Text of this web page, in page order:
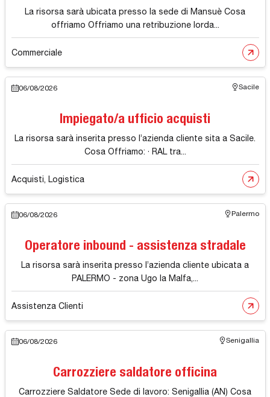
La risorsa sarà ubicata presso la sede di Mansuè Cosa
offriamo Offriamo una retribuzione lorda...
Commerciale
06/08/2026 Sacile
Impiegato/a ufficio acquisti
La risorsa sarà inserita presso l’azienda cliente sita a Sacile.
Cosa Offriamo: · RAL tra...
Acquisti, Logistica
06/08/2026 Palermo
Operatore inbound - assistenza stradale
La risorsa sarà inserita presso l’azienda cliente ubicata a
PALERMO - zona Ugo la Malfa,...
Assistenza Clienti
06/08/2026 Senigallia
Carrozziere saldatore officina
Carrozziere Saldatore Sede di lavoro: Senigallia (AN) Cosa